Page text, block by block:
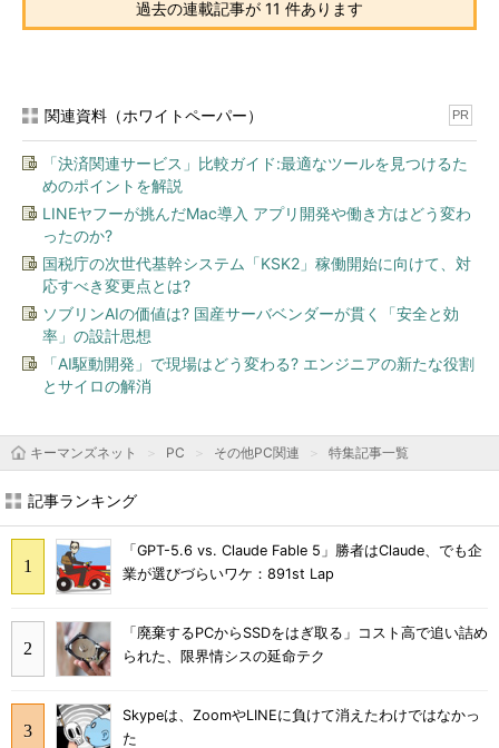
過去の連載記事が 11 件あります
関連資料（ホワイトペーパー） PR
「決済関連サービス」比較ガイド:最適なツールを見つけるた
めのポイントを解説
LINEヤフーが挑んだMac導入 アプリ開発や働き方はどう変わ
ったのか?
国税庁の次世代基幹システム「KSK2」稼働開始に向けて、対
応すべき変更点とは?
ソブリンAIの価値は? 国産サーバベンダーが貫く「安全と効
率」の設計思想
「AI駆動開発」で現場はどう変わる? エンジニアの新たな役割
とサイロの解消
キーマンズネット PC その他PC関連 特集記事一覧
記事ランキング
「GPT-5.6 vs. Claude Fable 5」勝者はClaude、でも企
業が選びづらいワケ：891st Lap
「廃棄するPCからSSDをはぎ取る」コスト高で追い詰め
られた、限界情シスの延命テク
Skypeは、ZoomやLINEに負けて消えたわけではなかっ
た